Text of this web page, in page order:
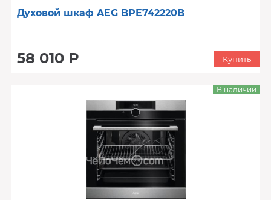
Духовой шкаф AEG BPE742220B
58 010 Р Купить
В наличии